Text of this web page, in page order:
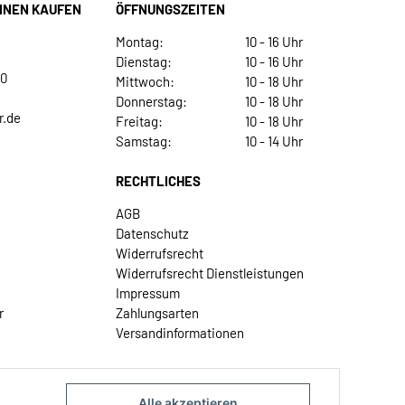
KAUFEN
ÖFFNUNGSZEITEN
Montag:
10 - 16 Uhr
Dienstag:
10 - 16 Uhr
Mittwoch:
10 - 18 Uhr
Donnerstag:
10 - 18 Uhr
Freitag:
10 - 18 Uhr
Samstag:
10 - 14 Uhr
RECHTLICHES
AGB
Datenschutz
Widerrufsrecht
Widerrufsrecht Dienstleistungen
Impressum
Zahlungsarten
Versandinformationen